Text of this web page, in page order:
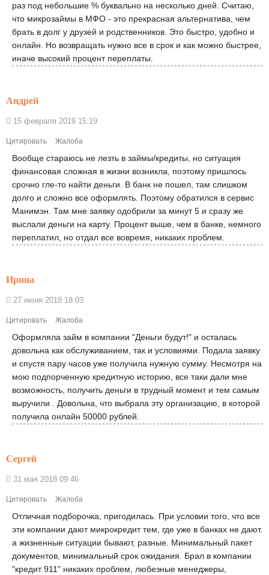
раз под небольшие % буквально на несколько дней. Считаю,
что микрозаймы в МФО - это прекрасная альтернатива, чем
брать в долг у друзей и родственников. Это быстро, удобно и
онлайн. Но возвращать нужно все в срок и как можно быстрее,
иначе высокий процент переплаты.
Андрей
15 февраля 2019 15:19
Цитировать Жалоба
Вообще стараюсь не лезть в займы/кредиты, но ситуация
финансовая сложная в жизни возникла, поэтому пришлось
срочно гле-то найти деньги. В банк не пошел, там слишком
долго и сложно все оформлять. Поэтому обратился в сервис
Манимэн. Там мне заявку одобрили за минут 5 и сразу же
выслали деньги на карту. Процент выше, чем в банке, немного
переплатил, но отдал все вовремя, никаких проблем.
Ирина
27 июня 2018 18:03
Цитировать Жалоба
Оформляла займ в компании "Деньги будут!" и осталась
довольна как обслуживанием, так и условиями. Подала заявку
и спустя пару часов уже получила нужную сумму. Несмотря на
мою подпорченную кредитную историю, все таки дали мне
возможность, получить деньги в трудный момент и тем самым
выручили . Довольна, что выбрала эту организацию, в которой
получила онлайн 50000 рублей.
Сергей
31 мая 2018 09:46
Цитировать Жалоба
Отличная подборочка, пригодилась. При условии того, что все
эти компании дают микрокредит тем, где уже в банках не дают.
а жизненные ситуации бывают, разные. Минимальный пакет
документов, минимальный срок ожидания. Брал в компании
"кредит 911" никаких проблем, любезные менеджеры,